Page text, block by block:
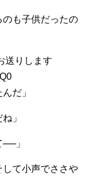
も子供だったの
送りします
だ」
」
」
て小声でささや